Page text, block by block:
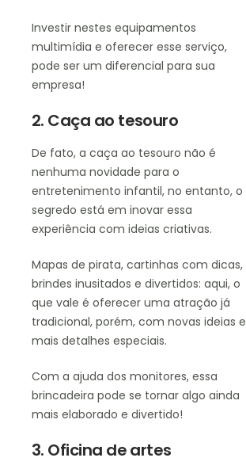
Investir nestes equipamentos
multimídia e oferecer esse serviço,
pode ser um diferencial para sua
empresa!
2. Caça ao tesouro
De fato, a caça ao tesouro não é
nenhuma novidade para o
entretenimento infantil, no entanto, o
segredo está em inovar essa
experiência com ideias criativas.
Mapas de pirata, cartinhas com dicas,
brindes inusitados e divertidos: aqui, o
que vale é oferecer uma atração já
tradicional, porém, com novas ideias e
mais detalhes especiais.
Com a ajuda dos monitores, essa
brincadeira pode se tornar algo ainda
mais elaborado e divertido!
3. Oficina de artes